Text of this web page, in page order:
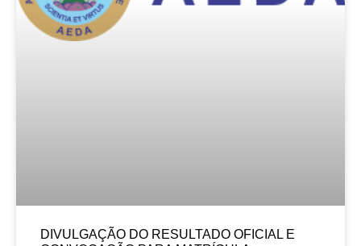
DIVULGAÇÃO DO RESULTADO OFICIAL E